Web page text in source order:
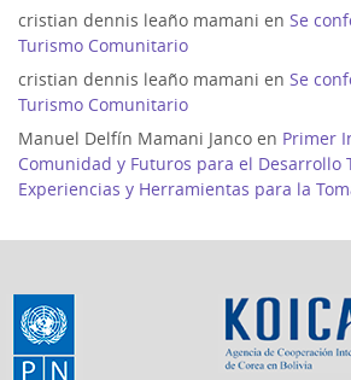
cristian dennis leaño mamani en Se
Turismo Comunitario
cristian dennis leaño mamani en Se
Turismo Comunitario
Manuel Delfín Mamani Janco en Primer
Comunidad y Futuros para el Desarrollo
Experiencias y Herramientas para la